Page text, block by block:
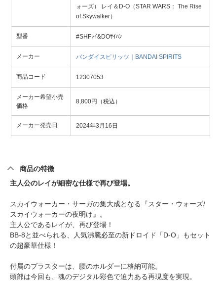
ォーズ） レイ＆D-O（STAR WARS： The Rise
of Skywalker）
型番 #SHFﾚｲ&DOｻｲﾊﾝ
メーカー バンダイスピリッツ｜BANDAI SPIRITS
商品コード 12307053
メーカー希望小売
価格
8,800円（税込）
メーカー発売日 2024年3月16日
商品の特徴
主人公のレイが細密な仕様で再び登場。
スカイウォーカー・サーガの集大成となる『スター・ウォーズ/
スカイウォーカーの夜明け』。
主人公であるレイが、再び登場！
BB-8と並べられる、人気沸騰必至の新ドロイド「D-O」もセット
の超豪華仕様！
付属のブラスターは、腰のホルダーに格納可能。
頭部は今回も、魂のデジタル彩色で迫力ある再現度を実現。